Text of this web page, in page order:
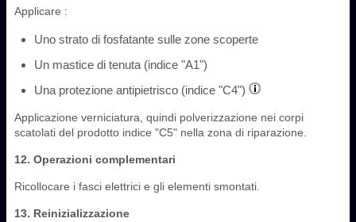
Applicare :
Uno strato di fosfatante sulle zone scoperte
Un mastice di tenuta (indice "A1")
Una protezione antipietrisco (indice "C4")
Applicazione verniciatura, quindi polverizzazione nei corpi
scatolati del prodotto indice "C5" nella zona di riparazione.
12. Operazioni complementari
Ricollocare i fasci elettrici e gli elementi smontati.
13. Reinizializzazione